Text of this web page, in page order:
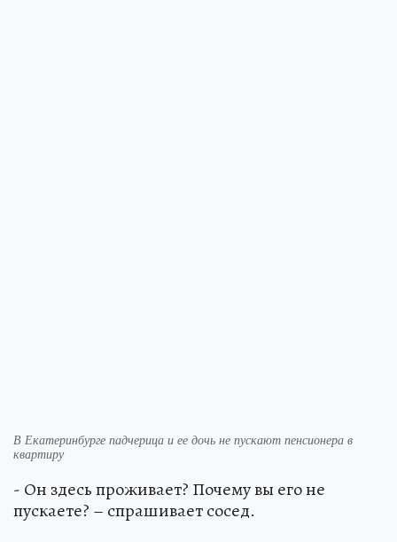
В Екатеринбурге падчерица и ее дочь не пускают пенсионера в
квартиру
- Он здесь проживает? Почему вы его не
пускаете? – спрашивает сосед.